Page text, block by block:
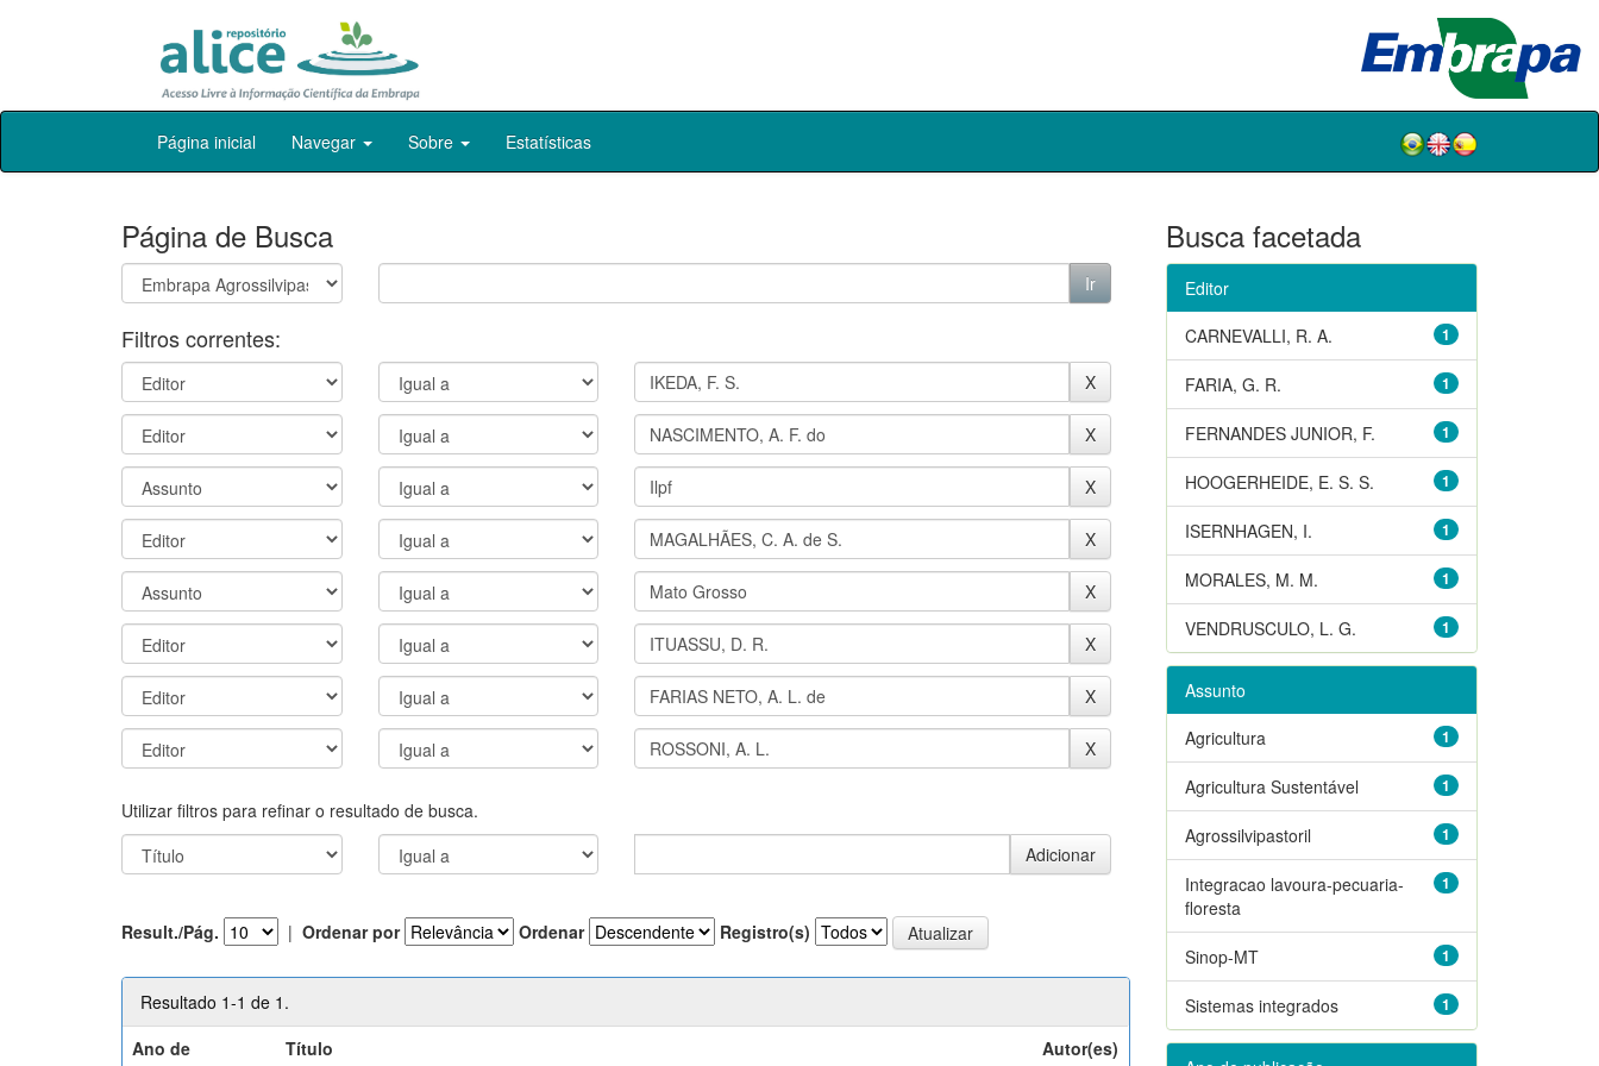
Skip
Página inicial Navegar Sobre Estatísticas
Página de Busca
Filtros correntes:
Utilizar filtros para refinar o resultado de busca.
Result./Pág. | Ordenar por Ordenar Registro(s)
Resultado 1-1 de 1.
Ano de
Título Autor(es)
Busca facetada
Editor
1
CARNEVALLI, R. A.
1
FARIA, G. R.
1
FERNANDES JUNIOR, F.
1
HOOGERHEIDE, E. S. S.
1
ISERNHAGEN, I.
1
MORALES, M. M.
1
VENDRUSCULO, L. G.
Assunto
1
Agricultura
1
Agricultura Sustentável
1
Agrossilvipastoril
1
Integracao lavoura-pecuaria-
floresta
1
Sinop-MT
1
Sistemas integrados